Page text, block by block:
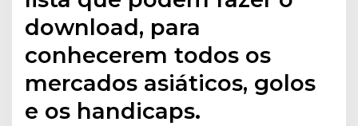
download, para
conhecerem todos os
mercados asiáticos, golos
e os handicaps.